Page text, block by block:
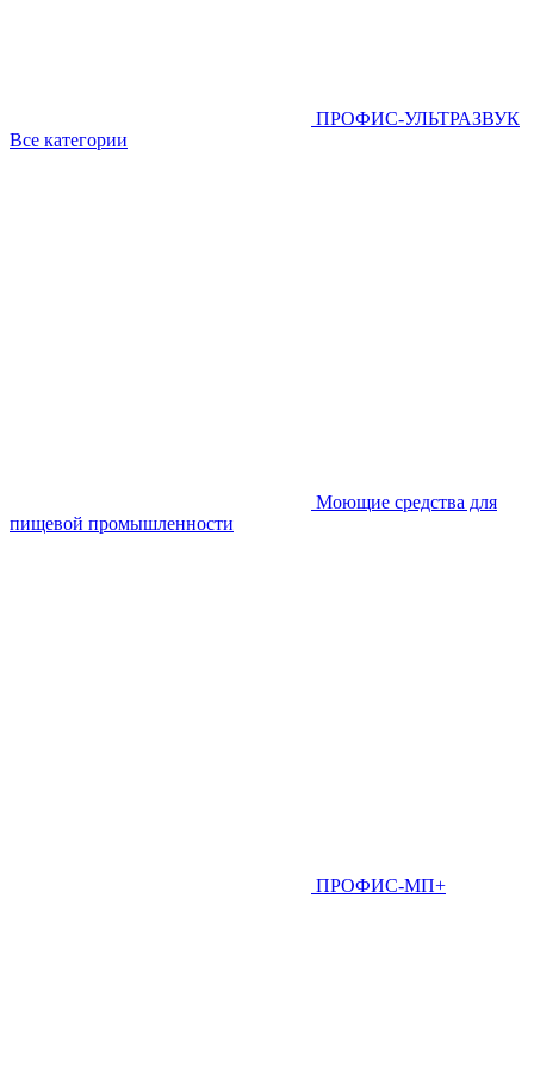
ПРОФИС-УЛЬТРАЗВУК
Все категории
Моющие средства для
пищевой промышленности
ПРОФИС-МП+